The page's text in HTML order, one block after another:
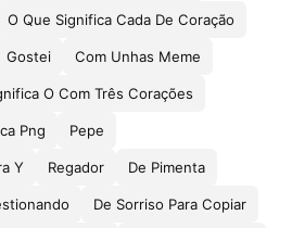
O Que Significa Cada De Coração
Gostei Com Unhas Meme
O Com Três Corações
Png Pepe
Y Regador De Pimenta
De Sorriso Para Copiar